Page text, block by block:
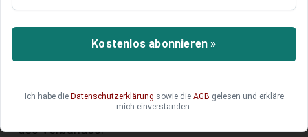
besser als die Stimmung
In Zeiten der allgemeinen Verunsicherung weiß
der Deutsche Mittelstandsbund (DMB)
Mittelstand ist besser als die aktuelle Stimmung.
Dies ist das Ergebnis einer aktuellen Umfrage
des Verbandes.
Kostenlos abonnieren »
Ich habe die Datenschutzerklärung sowie die AGB gelesen und erkläre
mich einverstanden.